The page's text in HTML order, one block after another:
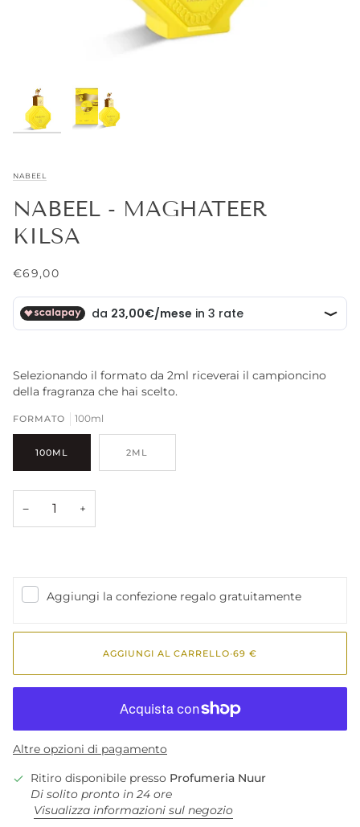
NABEEL
NABEEL - MAGHATEER
KILSA
€69,00
Selezionando il formato da 2ml riceverai il campioncino
della fragranza che hai scelto.
FORMATO 100ml
100ML 2ML
− +
Aggiungi la confezione regalo gratuitamente
AGGIUNGI AL CARRELLO•69 €
Altre opzioni di pagamento
Ritiro disponibile presso Profumeria Nuur
Di solito pronto in 24 ore
Visualizza informazioni sul negozio